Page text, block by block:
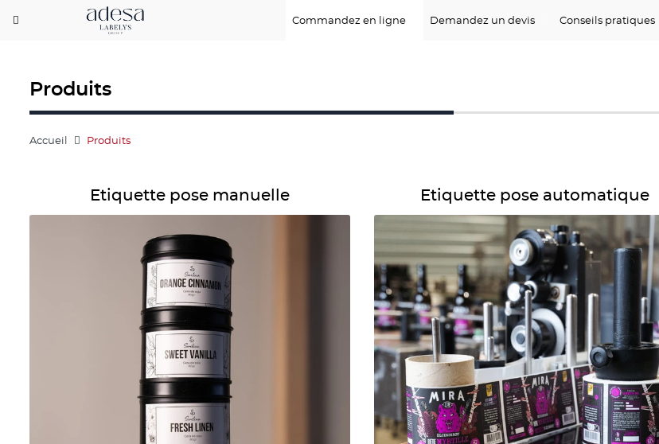
Commandez en ligne Demandez un devis Conseils pratiques
Produits
Accueil Produits
Etiquette pose manuelle
Détails Etiquette pose manuelle
Etiquette pose automatique
Détails Etiquette pose automatique